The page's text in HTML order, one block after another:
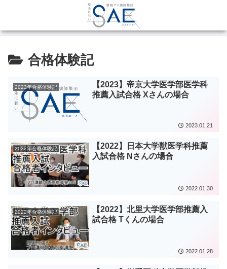
合格体験記
2023年合格体験記
【2023】帝京大学医学部医学科
推薦入試合格 Xさんの場合
2023.01.21
2022年合格体験記
【2022】日本大学獣医学科推薦
入試合格 Nさんの場合
2022.01.30
2022年合格体験記
【2022】北里大学医学部推薦入
試合格 Tくんの場合
2022.01.28